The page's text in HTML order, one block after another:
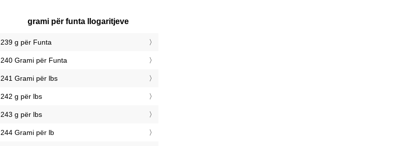
grami për funta llogaritjeve
239 g për Funta
240 Grami për Funta
241 Grami për lbs
242 g për lbs
243 g për lbs
244 Grami për lb